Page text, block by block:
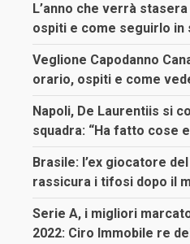
L’anno che verrà
ospiti e come seguirlo in
Veglione Capodanno
orario, ospiti e come
Napoli, De Laurentiis si
squadra: “Ha fatto cose
Brasile: l’ex giocatore
rassicura i tifosi dopo il
Serie A, i migliori
2022: Ciro Immobile re